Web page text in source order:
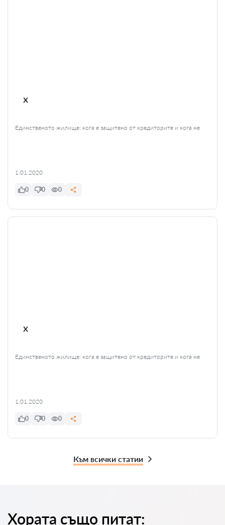
x
Единственото жилище: кога е защитено от кредиторите и кога не
1.01.2020
0 0 0
x
Единственото жилище: кога е защитено от кредиторите и кога не
1.01.2020
0 0 0
Към всички статии
Хората също питат: